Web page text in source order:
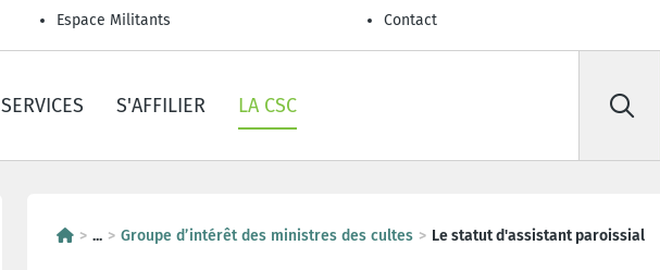
Espace Militants Contact
SERVICES S'AFFILIER LA CSC Rechercher
... Groupe d’intérêt des ministres des cultes Le statut d'assistant paroissial